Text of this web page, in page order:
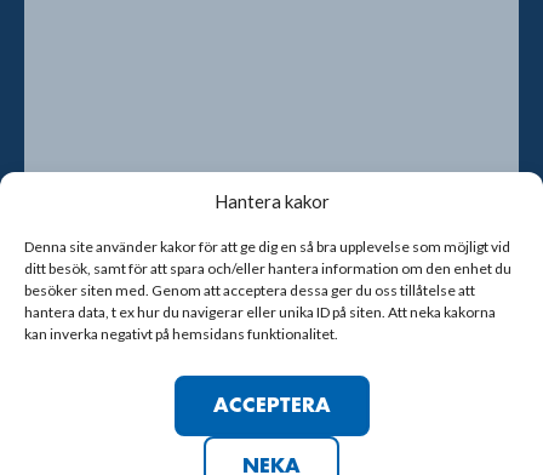
Hantera kakor
Denna site använder kakor för att ge dig en så bra upplevelse som möjligt vid
ditt besök, samt för att spara och/eller hantera information om den enhet du
besöker siten med. Genom att acceptera dessa ger du oss tillåtelse att
hantera data, t ex hur du navigerar eller unika ID på siten. Att neka kakorna
kan inverka negativt på hemsidans funktionalitet.
ACCEPTERA
NEKA
Genom att kryssa i rutan godkänner du att vi sparar dina
kontaktuppgifter